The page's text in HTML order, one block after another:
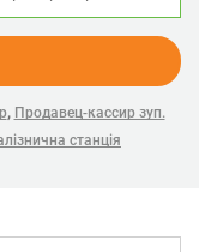
, Продавец-кассир зуп.
станція